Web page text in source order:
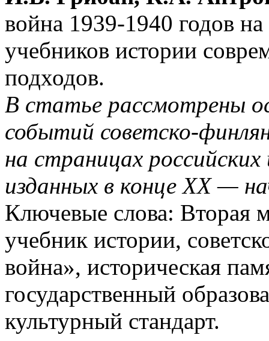
война 1939-1940 годов
учебников истории
подходов.
В статье рассмотрены
событий советско-
на страницах
изданных в конце ХХ —
Ключевые слова: Вторая
учебник истории,
война», историческая
государственный
культурный стандарт.